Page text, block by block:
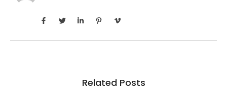
Related Posts